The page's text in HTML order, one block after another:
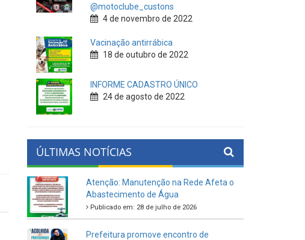
@motoclube_custons
4 de novembro de 2022
Vacinação antirrábica
18 de outubro de 2022
INFORME CADASTRO ÚNICO
24 de agosto de 2022
ÚLTIMAS NOTÍCIAS
Atenção: Manutenção na Rede Afeta o
Abastecimento de Água
Publicado em: 28 de julho de 2026
Prefeitura promove encontro de